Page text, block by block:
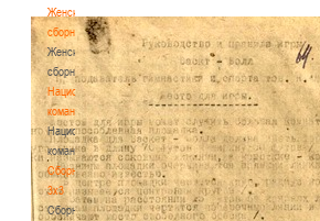
Женские
сборные
Женские
сборные
Национальная
команда
Национальная
команда
Сборные
3х3
Сборные